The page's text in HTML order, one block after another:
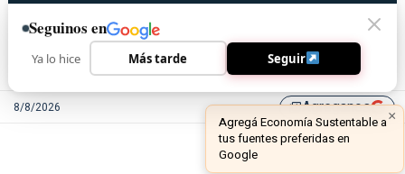
8/8/2026 library_addAgreganos
Seguinos en
Ya lo hice Más tarde Seguir